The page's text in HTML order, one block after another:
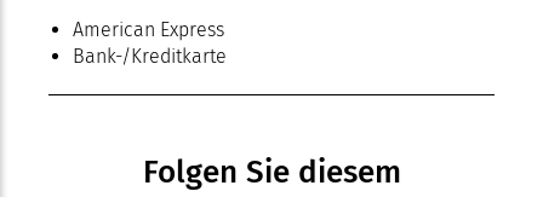
American Express
Bank-/Kreditkarte
Folgen Sie diesem